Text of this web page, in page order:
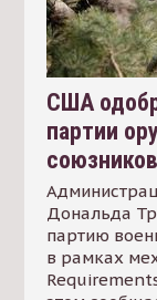
США
партии
союзников
Дональда
партию
в рамках